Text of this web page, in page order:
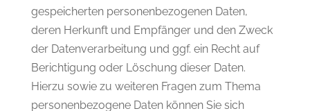
gespeicherten personenbezogenen Daten,
deren Herkunft und Empfänger und den Zweck
der Datenverarbeitung und ggf. ein Recht auf
Berichtigung oder Löschung dieser Daten.
Hierzu sowie zu weiteren Fragen zum Thema
personenbezogene Daten können Sie sich